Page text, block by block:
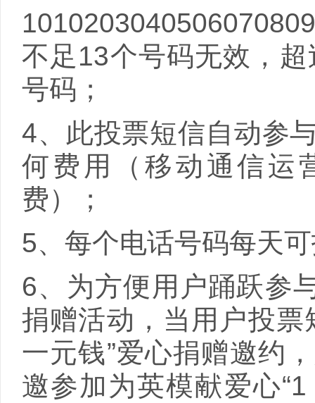
不足 13个号码无效，超
号码；
4、此投票短信自动参
何费用（移动通信运
费）；
5、每个电话号码每天
6、为方便用户踊跃参
捐赠活动，当用户投票
一元钱”爱心捐赠邀约
邀参加为英模献爱心“1